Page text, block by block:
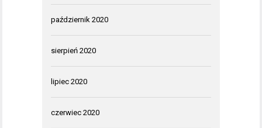
październik 2020
sierpień 2020
lipiec 2020
czerwiec 2020